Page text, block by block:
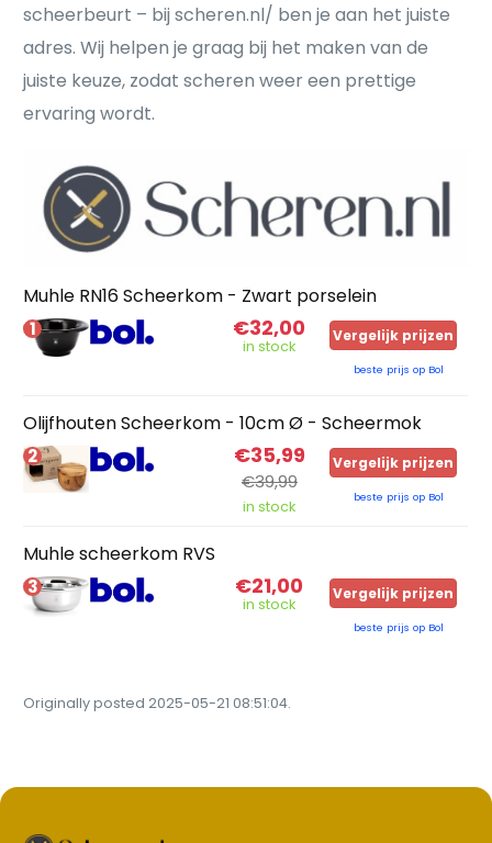
scheerbeurt – bij scheren.nl/ ben je aan het juiste
adres. Wij helpen je graag bij het maken van de
juiste keuze, zodat scheren weer een prettige
ervaring wordt.
Muhle RN16 Scheerkom - Zwart porselein
1 €32,00
in stock
Vergelijk prijzen
beste prijs op Bol
Olijfhouten Scheerkom - 10cm Ø - Scheermok
2 €35,99
€39,99
in stock
Vergelijk prijzen
beste prijs op Bol
Muhle scheerkom RVS
3 €21,00
in stock
Vergelijk prijzen
beste prijs op Bol
Originally posted 2025-05-21 08:51:04.